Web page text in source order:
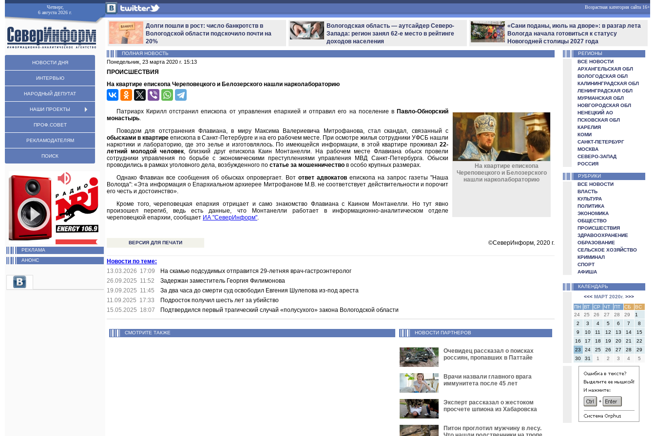
Четверг,
6 августа 2026 г.
НОВОСТИ ДНЯ
ИНТЕРВЬЮ
НАРОДНЫЙ ДЕПУТАТ
НАШИ ПРОЕКТЫ
ПРОФ.СОВЕТ
РЕКЛАМОДАТЕЛЯМ
ПОИСК
РЕКЛАМА
АНОНС
Возрастная категория сайта 16+
Долги пошли в рост: число банкротств в
Вологодской области подскочило почти на
20%
Вологодская область — аутсайдер Северо-
Запада: регион занял 62-е место в рейтинге
доходов населения
«Сани поданы, июль на дворе»: в разгар лета
Вологда начала готовиться к статусу
Новогодней столицы 2027 года
ПОЛНАЯ НОВОСТЬ
Понедельник, 23 марта 2020 г. 15:13
ПРОИСШЕСТВИЯ
На квартире епископа Череповецкого и Белозерского нашли нарколабораторию
На квартире епископа
Череповецкого и Белозерского
нашли нарколабораторию
Патриарх Кирилл отстранил епископа от управления епархией и отправил его на поселение в Павло-Обнорский
монастырь.
Поводом для отстранения Флавиана, в миру Максима Валериевича Митрофанова, стал скандал, связанный с
обысками в квартире епископа в Санкт-Петербурге и на его рабочем месте. При осмотре жилья сотрудники УФСБ нашли
наркотики и лабораторию, где это зелье и изготовлялось. По имеющейся информации, в этой квартире проживал 22-
летний молодой человек, близкий друг епископа Каин Монтанелли. На рабочем месте Флавиана обыск провели
сотрудники управления по борьбе с экономическими преступлениями управления МВД Санкт-Петербурга. Обыски
проводились в рамках уголовного дела, возбужденного по статье за мошенничество в особо крупных размерах.
Однако Флавиан все сообщения об обысках опровергает. Вот ответ адвокатовепископа на запрос газеты "Наша
Вологда": «Эта информация о Епархиальном архиерее Митрофанове М.В. не соответствует действительности и порочит
его честь и достоинство».
Кроме того, череповецкая епархия отрицает и само знакомство Флавиана с Каином Монтанелли. Но тут явно
произошел перегиб, ведь есть данные, что Монтанелли работает в информационно-аналитическом отделе
череповецкой епархии, сообщает ИА "СеверИнформ".
ВЕРСИЯ ДЛЯ ПЕЧАТИ ©СеверИнформ, 2020 г.
Новости по теме:
13.03.2026 17:09
На скамью подсудимых отправится 29-летняя врач-гастроэнтеролог
26.09.2025 11:52
Задержан заместитель Георгия Филимонова
19.09.2025 11:45
За два часа до смерти суд освободил Евгения Шулепова из-под ареста
11.09.2025 17:33
Подросток получил шесть лет за убийство
15.05.2025 18:07
Подтвердился первый трагический случай «полусухого» закона Вологодской области
СМОТРИТЕ ТАКЖЕ НОВОСТИ ПАРТНЕРОВ
Очевидец рассказал о поисках
россиян, пропавших в Паттайе
Врачи назвали главного врага
иммунитета после 45 лет
Эксперт рассказал о жестоком
просчете шпиона из Хабаровска
Питон проглотил мужчину в лесу.
РЕГИОНЫ
ВСЕ НОВОСТИ
АРХАНГЕЛЬСКАЯ ОБЛ
ВОЛОГОДСКАЯ ОБЛ
КАЛИНИНГРАДСКАЯ ОБЛ
ЛЕНИНГРАДСКАЯ ОБЛ
МУРМАНСКАЯ ОБЛ
НОВГОРОДСКАЯ ОБЛ
НЕНЕЦКИЙ АО
ПСКОВСКАЯ ОБЛ
КАРЕЛИЯ
КОМИ
САНКТ-ПЕТЕРБУРГ
МОСКВА
СЕВЕРО-ЗАПАД
РОССИЯ
РУБРИКИ
ВСЕ НОВОСТИ
ВЛАСТЬ
КУЛЬТУРА
ПОЛИТИКА
ЭКОНОМИКА
ОБЩЕСТВО
ПРОИСШЕСТВИЯ
ЗДРАВООХРАНЕНИЕ
ОБРАЗОВАНИЕ
СЕЛЬСКОЕ ХОЗЯЙСТВО
КРИМИНАЛ
СПОРТ
АФИША
КАЛЕНДАРЬ
<<< МАРТ 2020г. >>>
ПН
ВТ СР ЧТ ПТ СБ
ВС
24
25 26 27 28 29
1
2
3 4 5 6 7
8
9
10 11 12 13 14
15
16
17 18 19 20 21
22
23
24 25 26 27 28
29
30
31 1 2 3 4 5